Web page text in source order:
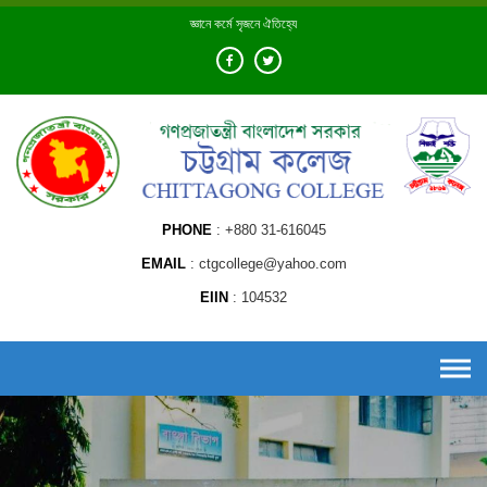
Skip
জ্ঞানে কর্মে সৃজনে ঐতিহ্যে
PHONE +880 31-616045
EMAIL ctgcollege@yahoo.com
EIIN 104532